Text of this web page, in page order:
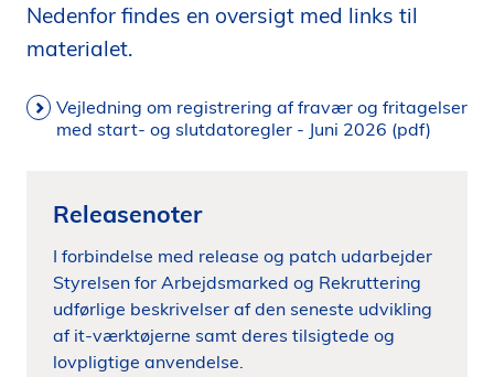
n
Nedenfor findes en oversigt med links til
materialet.
Vejledning om registrering af fravær og fritagelser
med start- og slutdatoregler - Juni 2026 (pdf)
Releasenoter
I forbindelse med release og patch udarbejder
Styrelsen for Arbejdsmarked og Rekruttering
udførlige beskrivelser af den seneste udvikling
af it-værktøjerne samt deres tilsigtede og
lovpligtige anvendelse.